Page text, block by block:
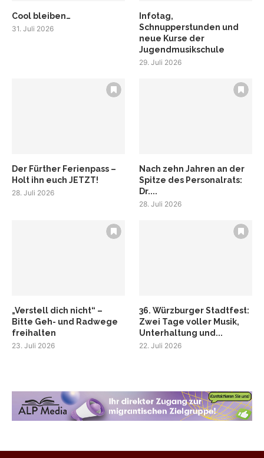
Cool bleiben…
31. Juli 2026
Infotag,
Schnupperstunden und
neue Kurse der
Jugendmusikschule
29. Juli 2026
Der Fürther Ferienpass –
Holt ihn euch JETZT!
28. Juli 2026
Nach zehn Jahren an der
Spitze des Personalrats:
Dr....
28. Juli 2026
„Verstell dich nicht“ –
Bitte Geh- und Radwege
freihalten
23. Juli 2026
36. Würzburger Stadtfest:
Zwei Tage voller Musik,
Unterhaltung und...
22. Juli 2026